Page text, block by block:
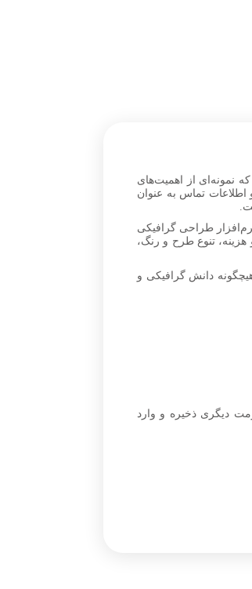
نمونه‌ای از اهمیت‌های
تماس به عنوان
طراحی گرافیکی
تنوع طرح و رنگ،
دانش گرافیکی و
دیگری ذخیره و وارد